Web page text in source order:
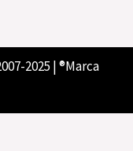
2025 | ®Marca